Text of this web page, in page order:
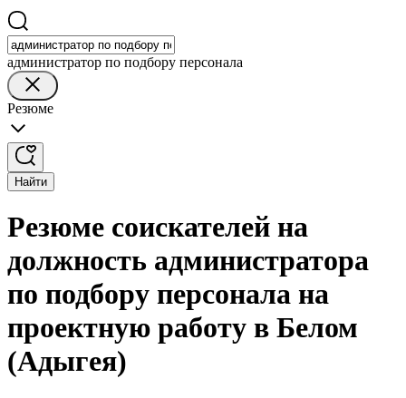
администратор по подбору персонала
Резюме
Найти
Резюме соискателей на
должность администратора
по подбору персонала на
проектную работу в Белом
(Адыгея)